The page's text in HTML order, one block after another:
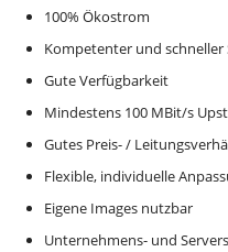
100% Ökostrom
Kompetenter und
Gute Verfügbarkeit
Mindestens 100 MBit/s
Gutes Preis- /
Flexible, individuelle
Eigene Images nutzbar
Unternehmens- und